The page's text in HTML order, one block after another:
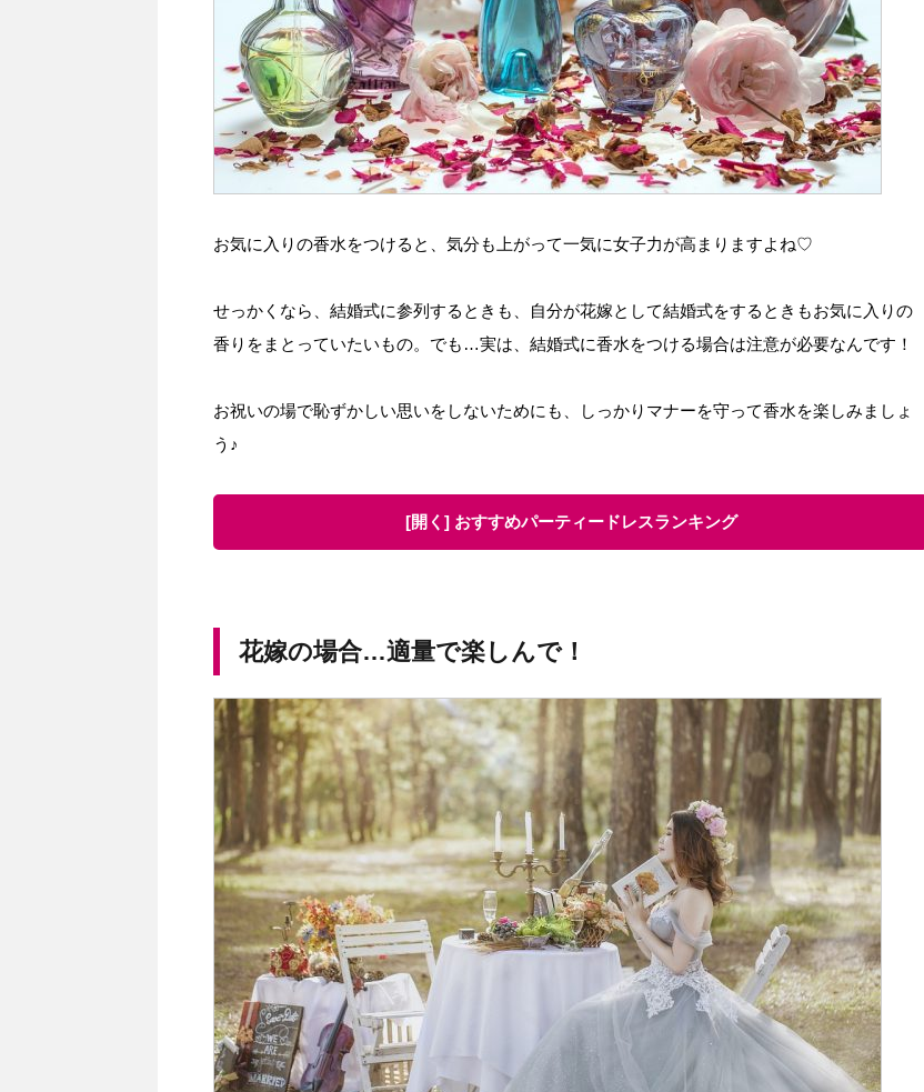
お気に入りの香水をつけると、気分も上がって一気に女子力が高まりますよね♡
せっかくなら、結婚式に参列するときも、自分が花嫁として結婚式をするときもお気に入りの
香りをまとっていたいもの。でも…実は、結婚式に香水をつける場合は注意が必要なんです！
お祝いの場で恥ずかしい思いをしないためにも、しっかりマナーを守って香水を楽しみましょ
う♪
[開く] おすすめパーティードレスランキング
花嫁の場合…適量で楽しんで！